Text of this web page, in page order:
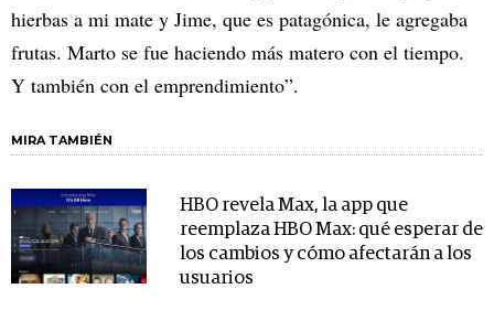
hierbas a mi mate y Jime, que es patagónica, le agregaba
frutas. Marto se fue haciendo más matero con el tiempo.
Y también con el emprendimiento”.
MIRA TAMBIÉN
HBO revela Max, la app que
reemplaza HBO Max: qué esperar de
los cambios y cómo afectarán a los
usuarios